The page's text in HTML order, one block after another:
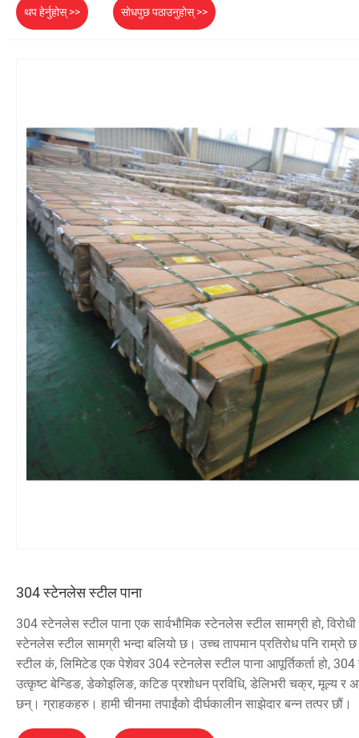
थप हेर्नुहोस् >> सोधपुछ पठाउनुहोस् >>
304 स्टेनलेस स्टील पाना
304 स्टेनलेस स्टील पाना एक सार्वभौमिक स्टेनलेस स्टील सामग्री हो,
स्टेनलेस स्टील सामग्री भन्दा बलियो छ। उच्च तापमान प्रतिरोध पनि
स्टील कं, लिमिटेड एक पेशेवर 304 स्टेनलेस स्टील पाना आपूर्तिकर्ता हो,
उत्कृष्ट बेन्डिङ, डेकोइलिङ, कटिङ प्रशोधन प्रविधि, डेलिभरी चक्र, मूल्य
छन्। ग्राहकहरु। हामी चीनमा तपाईंको दीर्घकालीन साझेदार बन्न तत्पर छौं।